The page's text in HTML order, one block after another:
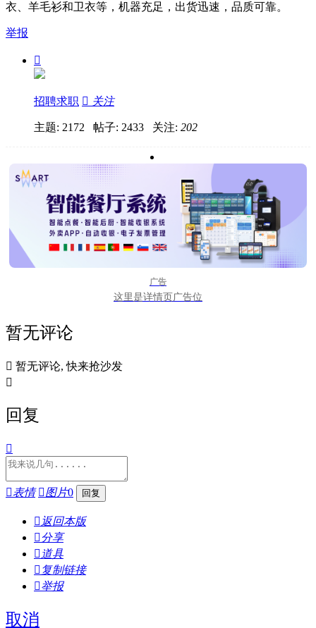
衣、羊毛衫和卫衣等，机器充足，出货迅速，品质可靠。
举报

招聘求职  关注
主题: 2172 帖子: 2433 关注: 202
广告
这里是详情页广告位
暂无评论
 暂无评论, 快来抢沙发

回复

表情 图片0
 返回本版
分享
 道具
 复制链接
举报
取消